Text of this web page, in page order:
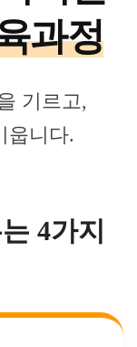
과정
기르고,
웁니다.
4가지